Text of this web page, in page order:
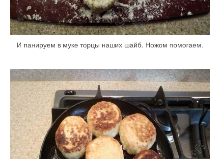
И панируем в муке торцы наших шайб. Ножом помогаем.